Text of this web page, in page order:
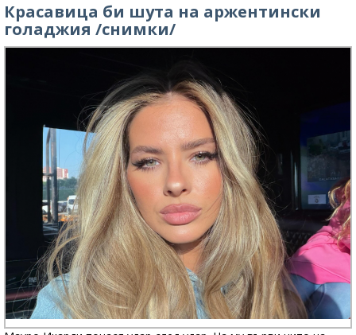
Красавица би шута на аржентински
голаджия /снимки/